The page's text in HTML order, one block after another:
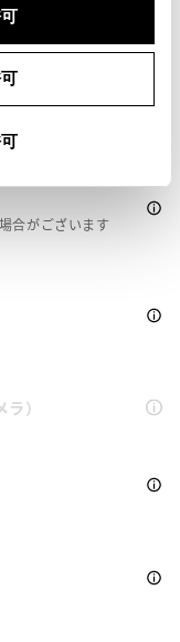
合がございます
）